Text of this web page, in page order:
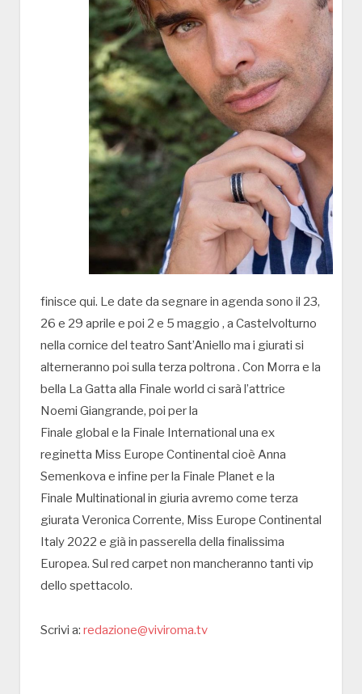
finisce qui. Le date da segnare in agenda sono il 23,
26 e 29 aprile e poi 2 e 5 maggio , a Castelvolturno
nella cornice del teatro Sant’Aniello ma i giurati si
alterneranno poi sulla terza poltrona . Con Morra e la
bella La Gatta alla Finale world ci sarà l’attrice
Noemi Giangrande, poi per la
Finale global e la Finale International una ex
reginetta Miss Europe Continental cioè Anna
Semenkova e infine per la Finale Planet e la
Finale Multinational in giuria avremo come terza
giurata Veronica Corrente, Miss Europe Continental
Italy 2022 e già in passerella della finalissima
Europea. Sul red carpet non mancheranno tanti vip
dello spettacolo.
Scrivi a: redazione@viviroma.tv